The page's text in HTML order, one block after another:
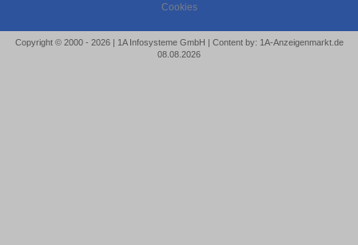
Cookies
Copyright © 2000 - 2026 | 1A Infosysteme GmbH | Content by: 1A-Anzeigenmarkt.de
08.08.2026